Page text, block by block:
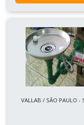
VALLAB / SÃO PAULO -